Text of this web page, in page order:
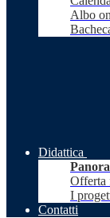
Albo
Didattica
Offerta
I
Contatti